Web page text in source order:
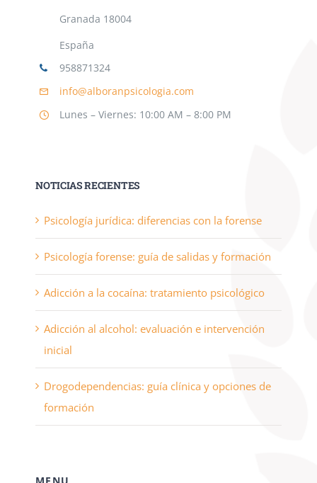
Granada 18004
España
958871324
info@alboranpsicologia.com
Lunes – Viernes: 10:00 AM – 8:00 PM
NOTICIAS RECIENTES
Psicología jurídica: diferencias con la forense
Psicología forense: guía de salidas y formación
Adicción a la cocaína: tratamiento psicológico
Adicción al alcohol: evaluación e intervención
inicial
Drogodependencias: guía clínica y opciones de
formación